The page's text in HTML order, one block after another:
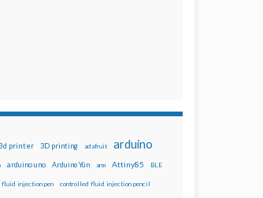
printer 3D printing adafruit arduino
arduino uno Arduino Yún arm Attiny85 BLE
fluid injection pen controlled fluid injection pencil